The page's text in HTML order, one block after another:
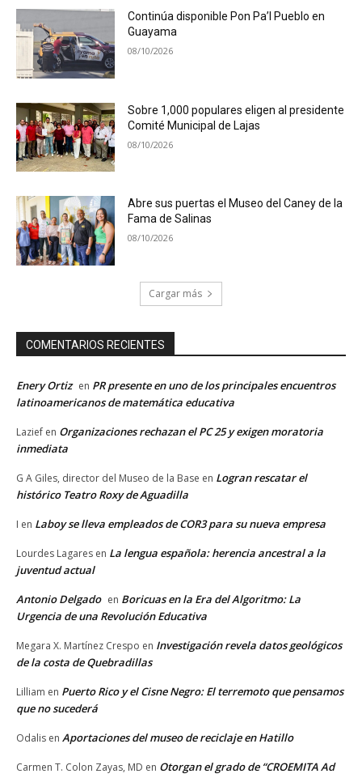
Continúa disponible Pon Pa’l Pueblo en
Guayama
08/10/2026
Sobre 1,000 populares eligen al presidente
Comité Municipal de Lajas
08/10/2026
Abre sus puertas el Museo del Caney de la
Fama de Salinas
08/10/2026
Cargar más
COMENTARIOS RECIENTES
Enery Ortiz en PR presente en uno de los principales encuentros
latinoamericanos de matemática educativa
Lazief en Organizaciones rechazan el PC 25 y exigen moratoria
inmediata
G A Giles, director del Museo de la Base en Logran rescatar el
histórico Teatro Roxy de Aguadilla
I en Laboy se lleva empleados de COR3 para su nueva empresa
Lourdes Lagares en La lengua española: herencia ancestral a la
juventud actual
Antonio Delgado en Boricuas en la Era del Algoritmo: La
Urgencia de una Revolución Educativa
Megara X. Martínez Crespo en Investigación revela datos geológicos
de la costa de Quebradillas
Lilliam en Puerto Rico y el Cisne Negro: El terremoto que pensamos
que no sucederá
Odalis en Aportaciones del museo de reciclaje en Hatillo
Carmen T. Colon Zayas, MD en Otorgan el grado de “CROEMITA Ad